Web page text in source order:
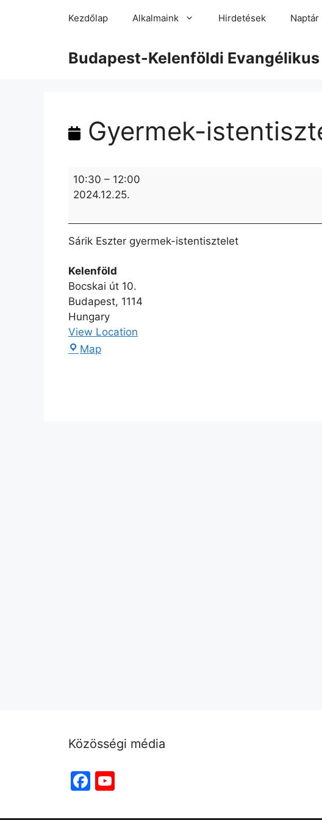
Kezdőlap Alkalmaink Hirdetések Naptár
Budapest-Kelenföldi
Gyermek-
10:30 – 12:00
2024.12.25.
Sárik Eszter gyermek-istentisztelet
Kelenföld
Bocskai út 10.
Budapest, 1114
Hungary
View Location
Map
Közösségi média
Facebook